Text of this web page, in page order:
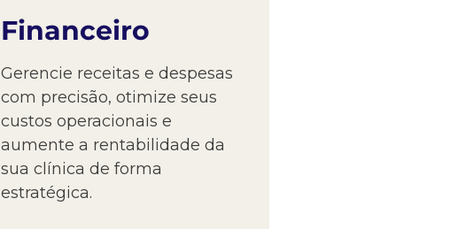
Financeiro
Gerencie receitas e despesas
com precisão, otimize seus
custos operacionais e
aumente a rentabilidade da
sua clínica de forma
estratégica.